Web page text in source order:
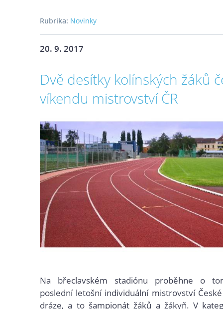
Rubrika: Novinky
20. 9. 2017
Dvě desítky kolínských žáků
víkendu mistrovství ČR
Na břeclavském stadiónu proběhne o
poslední letošní individuální mistrovství
dráze, a to šampionát žáků a žákyň. V